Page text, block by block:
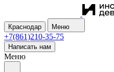
Краснодар Меню
+7(861)210-35-75
Написать нам
Меню